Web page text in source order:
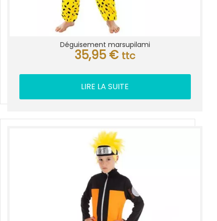
Déguisement marsupilami
35,95 € ttc
LIRE LA SUITE